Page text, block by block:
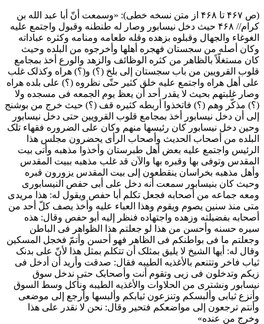
(ص ۴۶۷ تا ۴۶۸ از متن نسخه خطی): «وسمعت أنّ أبا عبد الله بن
کرام// ۴۶۸ حیث دخل نیسابور وصار له طنطنه وقبول واجتمع علیه
الغوغاء والجهال وقبلوه بزهده وقله طعامه ومنامه وکثره عباداته
وکان أصله من سجستان فهجره أهلها وأخرجوه من البلده وحیث
کان مستغلّاً بالظاهر من کثره الوظائف والزهد والورع أخذ بمجامع
قلوب القرویین من باب سجستان إلی بلخ (؟) و(؟) هراه وکذلک غلب
علی أهل هراه واجتمع علیه خلق کثیر حتّی نظروه (؟) علی بلده هراه
وصار غلبتهم بحیث لا یقدر أحد أن یعظ یوم الجمعه فی مسجده ولا
(؟) مذکّر وهم (؟) فاتخذوا أربطه کثیره قف (؟) حیث خرج من بوشنج
إلی أن دخل نیسابور أخذ بمجامع قلوب القرویین حتی دخل نیسابور
وحین دخل نیسابور کان رئیسها منهم وکان علی الضروره فقهاء تلک
البلده من أصحاب الحدیث وأصحاب الرأی یحضرون مجلس هذا
الرئیس واجتمع علیه بعض أهل طبرستان وأخذوا مذهبه وأتی بیت
المقدس وتوفی بها وقبره بها والآن قد غلب مذهبه ببیت المقدس
وأهل مذهبه بخراسان ینقطعون إلی بیت المقدس یزورون قبره
وحیث کان بنیسابور سمعت أنه دخل علی أبی حفص النیسابوری
ومعه جماعه من أصحابه فجعل تکلم أبا حفص ویقول له: هذا مریدی
متی منذ سنین یصوم ویقوم وهذا العباء علیه وأخذ یصف کلّ أحد من
أصحابه بفضیلته وزهده واجتهاده فنظر إلیه أبو حفص وقال: هذه
سیره حسنه وأحسن من هذا لو جعلتم هذا الظواهر فی الباطن
وجعلتم ما فی بواطنکم فی الظاهر فهو أحسن وأتمّ فخجل المسکین
وقال له: أیها الشیخ لا یلیق بمثلک أن تتکلم بمثل هذا لأنّ علی بدنک
ثیاب فاخر وتتنعم بالأغذیه الطیبه فقال: صدقت وأرید أن أدخل فی
زیکم وتدخلون فی زیی وتقوم أنت وأصحابک حتی ندخل سوق
نیسابور ونشتری من الحلاوات والأغذیه الطیبه ونأکل وسط السوق
وأنزع ثیابی وألبسکم وتنزعون ثیابکم وألبسها وأرجع إلی موضعی
وأنتم ترجعون إلی مواضعکم فتحیر وقال: نحن لا نقدر علی هذا
وخرج من عنده»